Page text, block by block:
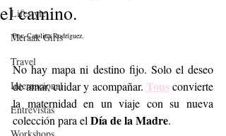
Lifestyle
Meraak Girls
Travel
Internacional
Entrevistas
el camino.
Por: Carolina Rodríguez.
No hay mapa ni destino fijo. Solo el deseo
de amar, cuidar y acompañar. Tous convierte
la maternidad en un viaje con su nueva
colección para el Día de la Madre.